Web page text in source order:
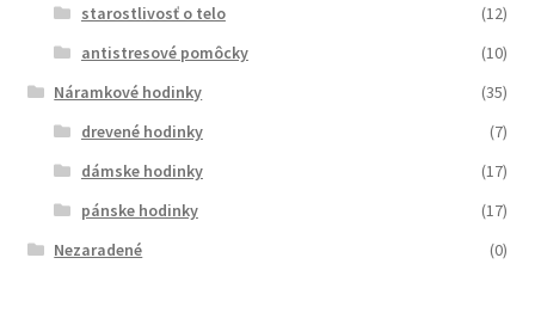
starostlivosť o telo
(12)
antistresové pomôcky
(10)
Náramkové hodinky
(35)
drevené hodinky
(7)
dámske hodinky
(17)
pánske hodinky
(17)
Nezaradené
(0)